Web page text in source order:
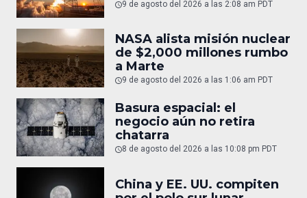
9 de agosto del 2026 a las 2:08 am PDT
NASA alista misión nuclear
de $2,000 millones rumbo
a Marte
9 de agosto del 2026 a las 1:06 am PDT
Basura espacial: el
negocio aún no retira
chatarra
8 de agosto del 2026 a las 10:08 pm PDT
China y EE. UU. compiten